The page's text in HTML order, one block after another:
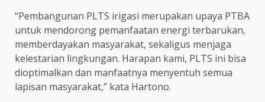
“Pembangunan PLTS irigasi merupakan upaya PTBA
untuk mendorong pemanfaatan energi terbarukan,
memberdayakan masyarakat, sekaligus menjaga
kelestarian lingkungan. Harapan kami, PLTS ini bisa
dioptimalkan dan manfaatnya menyentuh semua
lapisan masyarakat,” kata Hartono.